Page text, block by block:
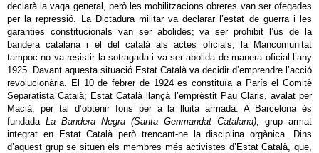
declarà la vaga general, però les mobilitzacions obreres van ser ofegades
per la repressió. La Dictadura militar va declarar l’estat de guerra i les
garanties constitucionals van ser abolides; va ser prohibit l’ús de la
bandera catalana i el del català als actes oficials; la Mancomunitat
tampoc no va resistir la sotragada i va ser abolida de manera oficial l’any
1925. Davant aquesta situació Estat Català va decidir d’emprendre l’acció
revolucionària. El 10 de febrer de 1924 es constituïa a París el Comitè
Separatista Català; Estat Català llançà l’emprèstit Pau Claris, avalat per
Macià, per tal d’obtenir fons per a la lluita armada. A Barcelona és
fundada La Bandera Negra (Santa Genmandat Catalana), grup armat
integrat en Estat Català però trencant-ne la disciplina orgànica. Dins
d’aquest grup se situen els membres més activistes d’Estat Català, que,